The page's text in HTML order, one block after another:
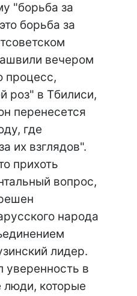
"борьба за
борьба за
вечером
процесс,
роз" в Тбилиси,
перенесется
где
их взглядов".
прихоть
вопрос,
народа
лидер.
уверенность в
люди, которые